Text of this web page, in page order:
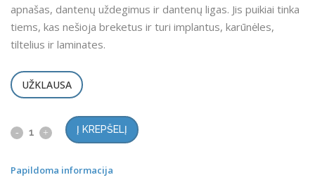
apnašas, dantenų uždegimus ir dantenų ligas. Jis puikiai tinka
tiems, kas nešioja breketus ir turi implantus, karūnėles,
tiltelius ir laminates.
UŽKLAUSA
Į KREPŠELĮ
Papildoma informacija